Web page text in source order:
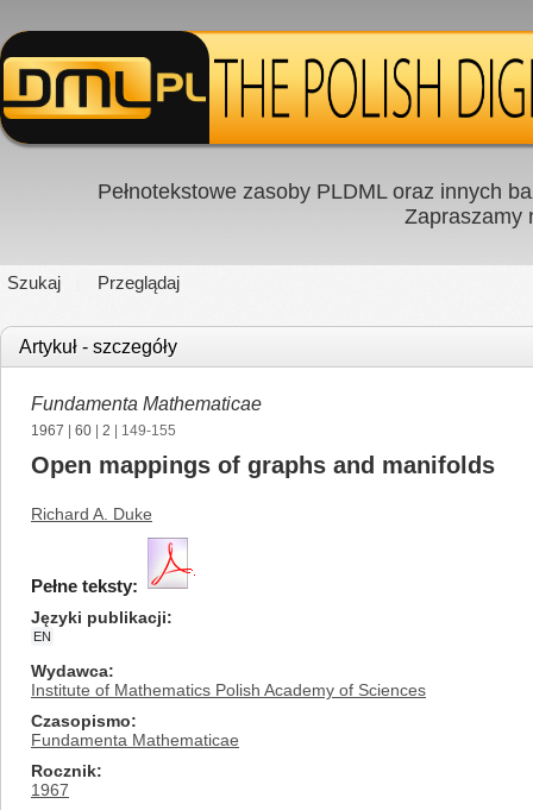
Pełnotekstowe zasoby PLDML oraz innych
Zapraszamy
Szukaj Przeglądaj
Artykuł - szczegóły
Fundamenta Mathematicae
1967 60 2 | 149-155
Open mappings of graphs and manifolds
Richard A. Duke
Pełne teksty:
Języki publikacji
EN
Wydawca
Institute of Mathematics Polish Academy of Sciences
Czasopismo
Fundamenta Mathematicae
Rocznik
1967